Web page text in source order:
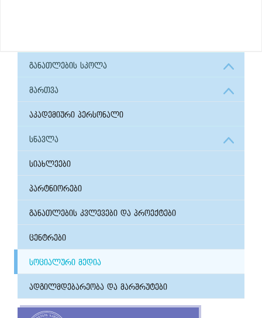
განათლების სკოლა
მართვა
აკადემიური პერსონალი
სწავლა
სიახლეები
პარტნიორები
განათლების კვლევები და პროექტები
ცენტრები
სოციალური მედია
ადგილმდებარეობა და მარშრუტები